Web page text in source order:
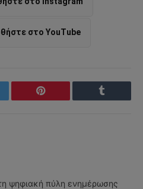
στο YouTube
Pinterest Tumblr
ψηφιακή πύλη ενημέρωσης